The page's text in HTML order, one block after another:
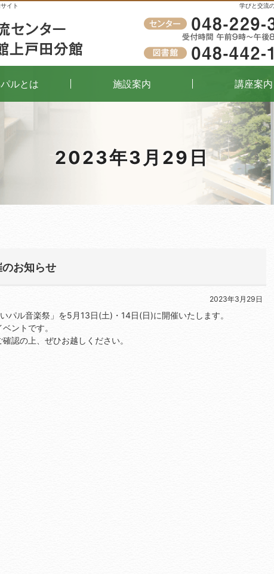
2023年3月29日
学びと交流
イト
お知らせ
2023年3月29日
パル音楽祭」を5月13日(土)・14日(日)に開催いたします。
ントです。
認の上、ぜひお越しください。
受付時間
午前9時～午後8時（窓口）
ルとは 施設案内 講座案内